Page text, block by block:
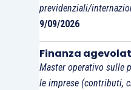
previdenziali/
9/09/2026
Finanza
Master operativo sulle
le imprese (contributi,